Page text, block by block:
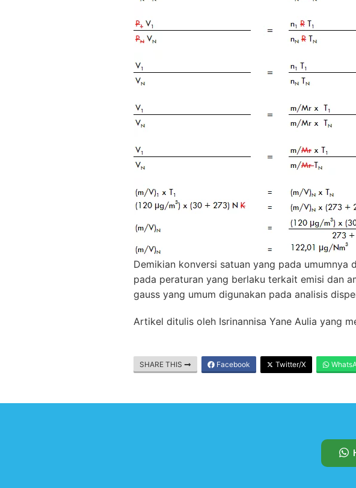
Demikian konversi satuan yang pada umumnya
pada peraturan yang berlaku terkait emisi dan
gauss yang umum digunakan pada analisis
Artikel ditulis oleh Isrinannisa Yane Aulia yang
SHARE THIS Facebook Twitter/X